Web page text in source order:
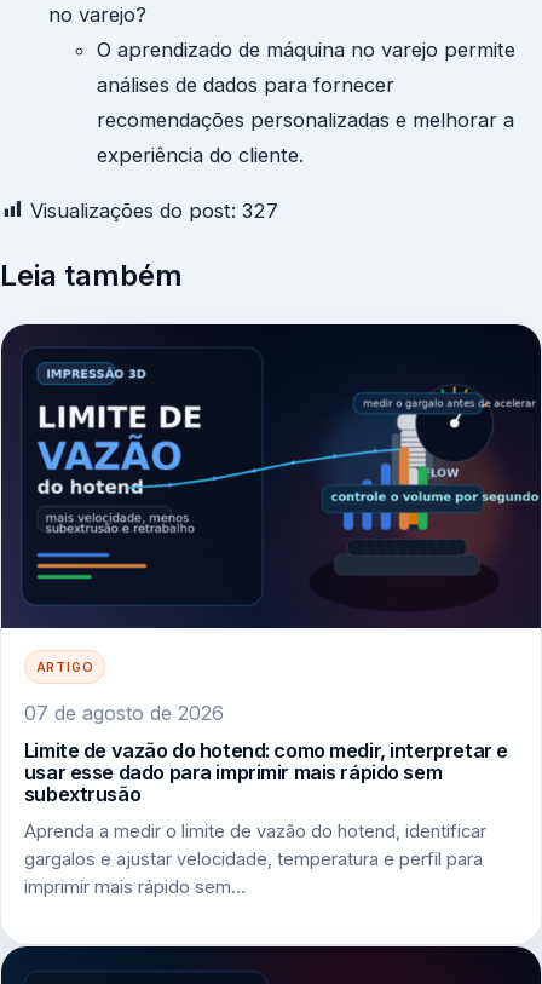
no varejo?
O aprendizado de máquina no varejo permite
análises de dados para fornecer
recomendações personalizadas e melhorar a
experiência do cliente.
Visualizações do post: 327
Leia também
ARTIGO
07 de agosto de 2026
Limite de vazão do hotend: como medir, interpretar e
usar esse dado para imprimir mais rápido sem
subextrusão
Aprenda a medir o limite de vazão do hotend, identificar
gargalos e ajustar velocidade, temperatura e perfil para
imprimir mais rápido sem…